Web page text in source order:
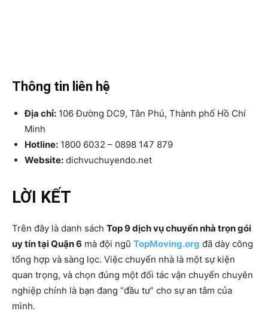
Thông tin liên hệ
Địa chỉ: 106 Đường DC9, Tân Phú, Thành phố Hồ Chí
Minh
Hotline: 1800 6032 – 0898 147 879
Website: dichvuchuyendo.net
LỜI KẾT
Trên đây là danh sách Top 9 dịch vụ chuyển nhà trọn gói
uy tín tại Quận 6 mà đội ngũ TopMoving.org đã dày công
tổng hợp và sàng lọc. Việc chuyển nhà là một sự kiện
quan trọng, và chọn đúng một đối tác vận chuyển chuyên
nghiệp chính là bạn đang “đầu tư” cho sự an tâm của
mình.